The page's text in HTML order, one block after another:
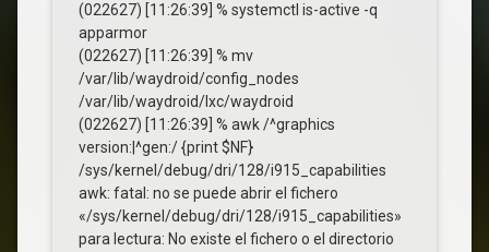
(022627) [11:26:39] % systemctl is-active -q
apparmor
(022627) [11:26:39] % mv
/var/lib/waydroid/config_nodes
/var/lib/waydroid/lxc/waydroid
(022627) [11:26:39] % awk /^graphics
version:|^gen:/ {print $NF}
/sys/kernel/debug/dri/128/i915_capabilities
awk: fatal: no se puede abrir el fichero
«/sys/kernel/debug/dri/128/i915_capabilities»
para lectura: No existe el fichero o el directorio